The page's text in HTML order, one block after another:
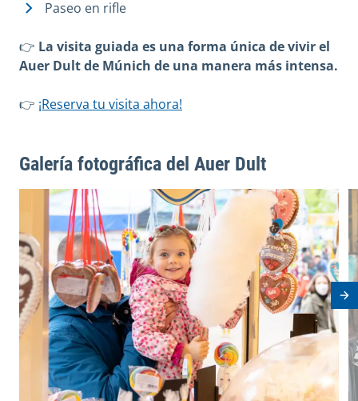
Paseo en rifle
👉 La visita guiada es una forma única de vivir el
Auer Dult de Múnich de una manera más intensa.
👉 ¡Reserva tu visita ahora!
Galería fotográfica del Auer Dult
View image in modal